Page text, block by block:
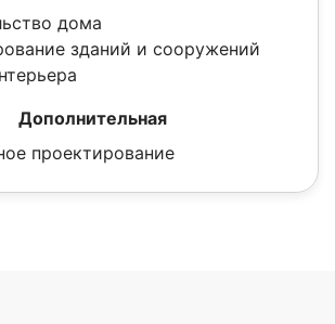
дома
зданий и сооружений
Дополнительная
проектирование